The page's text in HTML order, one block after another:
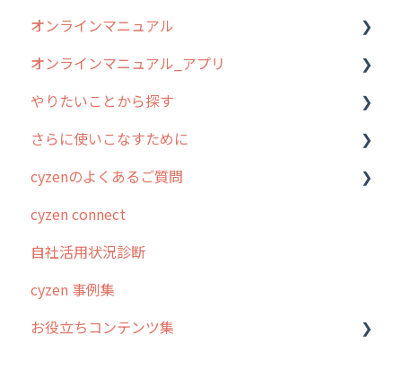
0. はじめてのcyzenの使い方
1. cyzenについて知ろう
2. 主要機能の概要
3. cyzenの位置情報取得について
4. cyzen利用前の準備：システム管理者編
5. 基本的な使い方：システム管理者編
6. 基本的な使い方：ユーザー編
7. 初心者向けよくある質問集
8. 用語集
オンラインマニュアル
管理サイトの使い始め
ユーザー・グループ管理
行動管理
予定管理
スポット
ステータス・主観
報告書・行動種別
勤怠管理
オンラインマニュアル_アプリ
アプリの使い始め
ホーム画面
スポット
報告閲覧
予定
日報
履歴
やりたいことから探す
行動管理
勤怠管理
予定管理
スポット
ステータス・主観
報告書・行動種別
さらに使いこなすために
はじめに
スポット・ステータス関連オプション
交通費自動計算
安全走行支援
写真管理・高画質化
cyzenのよくあるご質問
ログインについて
グループ・ユーザーについて
GPS・位置情報 について
ルート自動記録 について
cyzen connect
自社活用状況診断
cyzen 事例集
お役立ちコンテンツ集